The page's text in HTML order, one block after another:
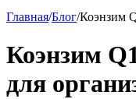
Главная/Блог/Коэнзим
Коэнзим
для